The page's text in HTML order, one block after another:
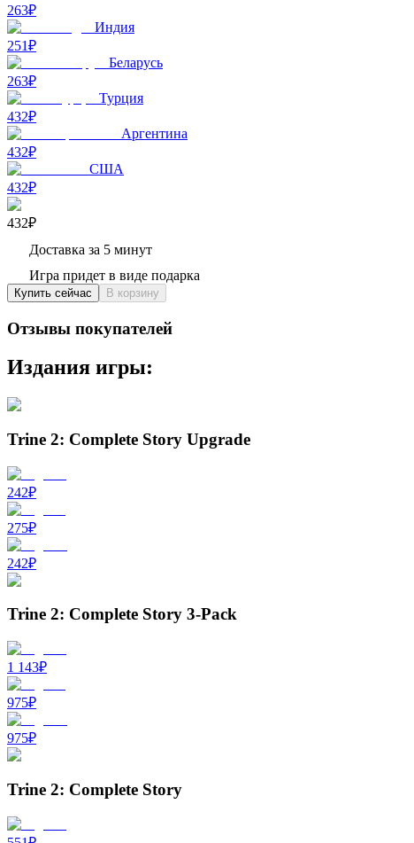
263₽
Индия
251₽
Беларусь
263₽
Турция
432₽
Аргентина
432₽
США
432₽
432₽
Доставка за 5 минут
Игра придет в виде подарка
Купить сейчас В корзину
Отзывы покупателей
Издания игры:
Trine 2: Complete Story Upgrade
242₽
275₽
242₽
Trine 2: Complete Story 3-Pack
1 143₽
975₽
975₽
Trine 2: Complete Story